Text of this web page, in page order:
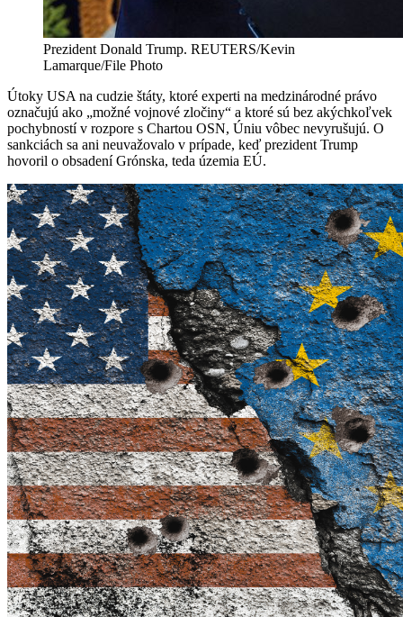
Prezident Donald Trump. REUTERS/Kevin
Lamarque/File Photo
Útoky USA na cudzie štáty, ktoré experti na medzinárodné právo
označujú ako „možné vojnové zločiny“ a ktoré sú bez akýchkoľvek
pochybností v rozpore s Chartou OSN, Úniu vôbec nevyrušujú. O
sankciách sa ani neuvažovalo v prípade, keď prezident Trump
hovoril o obsadení Grónska, teda územia EÚ.